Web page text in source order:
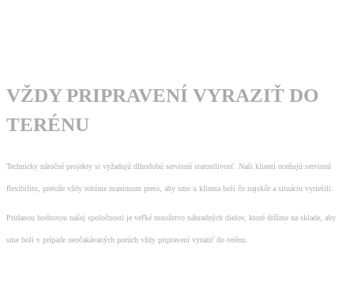
VŽDY PRIPRAVENÍ VYRAZIŤ DO
TERÉNU
Technicky náročné projekty si vyžadujú dlhodobú servisnú starostlivosť. Naši klienti oceňujú servisnú
flexibilitu, pretože vždy robíme maximum preto, aby sme u klienta boli čo najskôr a situáciu vyriešili.
Pridanou hodnotou našej spoločnosti je veľké množstvo náhradných dielov, ktoré držíme na sklade, aby
sme boli v prípade neočakávaných porúch vždy pripravení vyraziť do terénu.